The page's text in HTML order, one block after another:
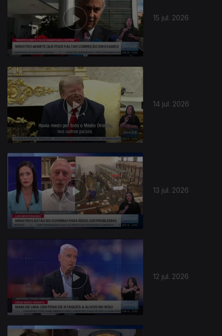
15 jul. 2026
14 jul. 2026
13 jul. 2026
12 jul. 2026